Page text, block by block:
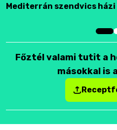
Mediterrán szendvics
Főztél valami tutit a
másokkal is